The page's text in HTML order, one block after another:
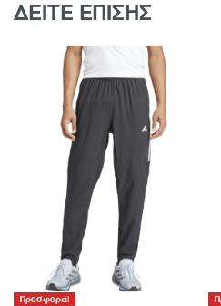
• Ζέρσεϊ από ανακυκλωμένο
• Διάτρητα κάτω πόδια για
• Χαλαρό επάνω και κωνικό
• Ελαστική ζώνη μέσης με
ΔΕΙΤΕ ΕΠΙΣΗΣ
Προσφορά!